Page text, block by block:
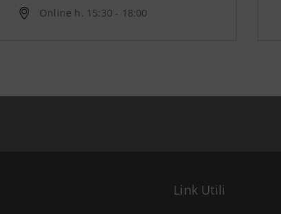
Online h. 15:30 - 18:00
Link Utili